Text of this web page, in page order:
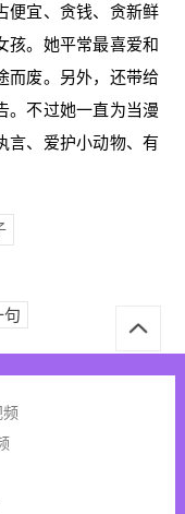
便宜、贪钱、贪新鲜
孩。她平常最喜爱和
而废。另外，还带给
。不过她一直为当漫
言、爱护小动物、有
句
频